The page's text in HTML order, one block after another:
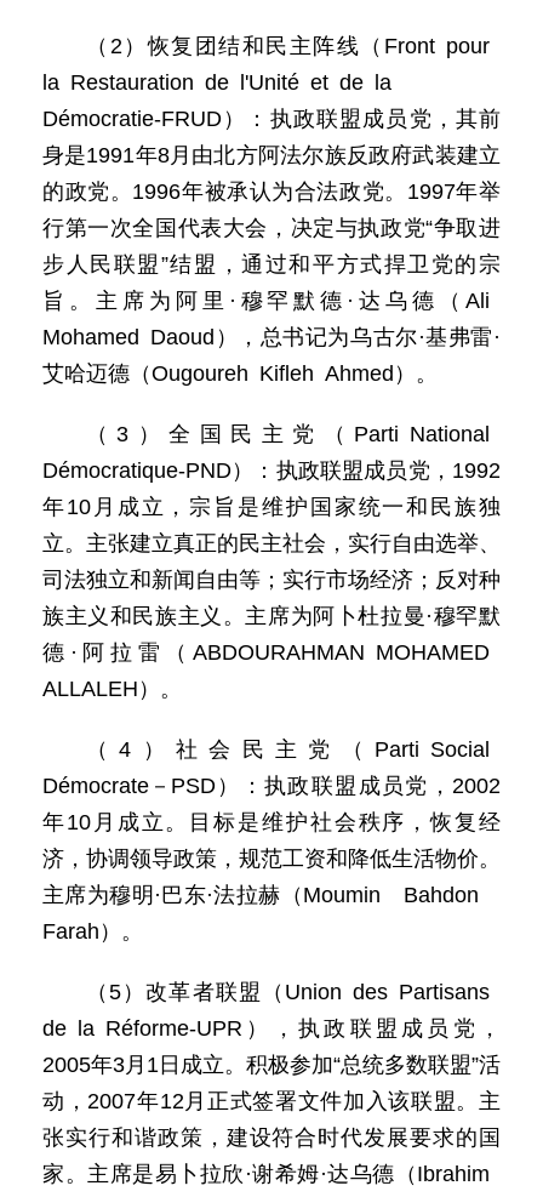
（2）恢复团结和民主阵线（Front pour
la Restauration de l'Unité et de la
Démocratie-FRUD）：执政联盟成员党，其前
身是1991年8月由北方阿法尔族反政府武装建立
的政党。1996年被承认为合法政党。1997年举
行第一次全国代表大会，决定与执政党“争取进
步人民联盟”结盟，通过和平方式捍卫党的宗
旨。主席为阿里·穆罕默德·达乌德（Ali
Mohamed Daoud），总书记为乌古尔·基弗雷·
艾哈迈德（Ougoureh Kifleh Ahmed）。
（3）全国民主党（Parti National
Démocratique-PND）：执政联盟成员党，1992
年10月成立，宗旨是维护国家统一和民族独
立。主张建立真正的民主社会，实行自由选举、
司法独立和新闻自由等；实行市场经济；反对种
族主义和民族主义。主席为阿卜杜拉曼·穆罕默
德·阿拉雷（ABDOURAHMAN MOHAMED
ALLALEH）。
（4）社会民主党（Parti Social
Démocrate－PSD）：执政联盟成员党，2002
年10月成立。目标是维护社会秩序，恢复经
济，协调领导政策，规范工资和降低生活物价。
主席为穆明·巴东·法拉赫（Moumin Bahdon
Farah）。
（5）改革者联盟（Union des Partisans
de la Réforme-UPR），执政联盟成员党，
2005年3月1日成立。积极参加“总统多数联盟”活
动，2007年12月正式签署文件加入该联盟。主
张实行和谐政策，建设符合时代发展要求的国
家。主席是易卜拉欣·谢希姆·达乌德（Ibrahim